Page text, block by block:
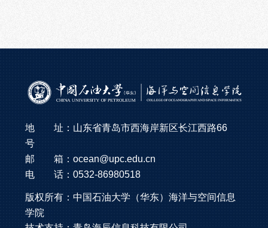
地 址：山东省青岛市西海岸新区长江西路66
号
邮 箱：ocean@upc.edu.cn
电 话：0532-86980518
版权所有： 中国石油大学（华东） 海洋与空间信息
学院